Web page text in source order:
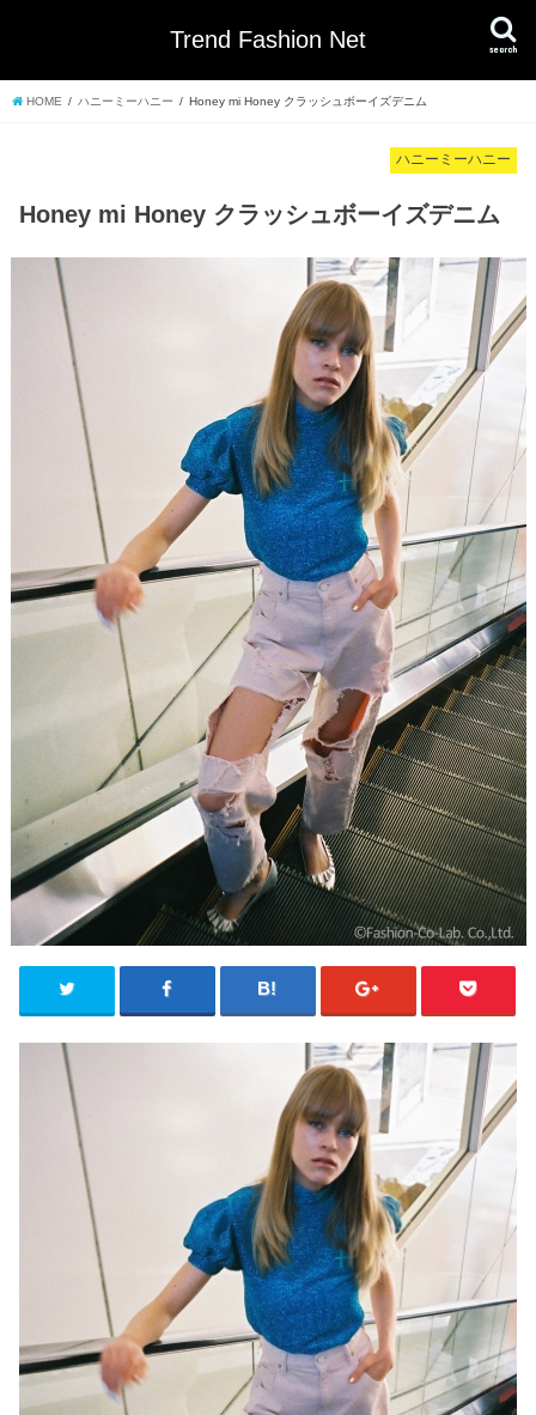
Trend Fashion Net search
HOME ハニーミーハニー Honey mi Honey クラッシュボーイズデニム
ハニーミーハニー
Honey mi Honey クラッシュボーイズデニム